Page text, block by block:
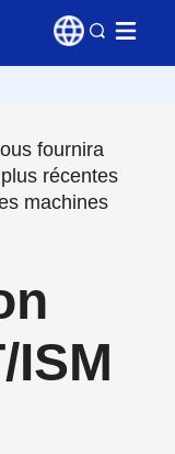
fournira
récentes
machines
ISM